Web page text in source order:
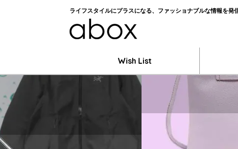
ライフスタイルにプラスになる、ファッショナブルな情報を発
Wish List